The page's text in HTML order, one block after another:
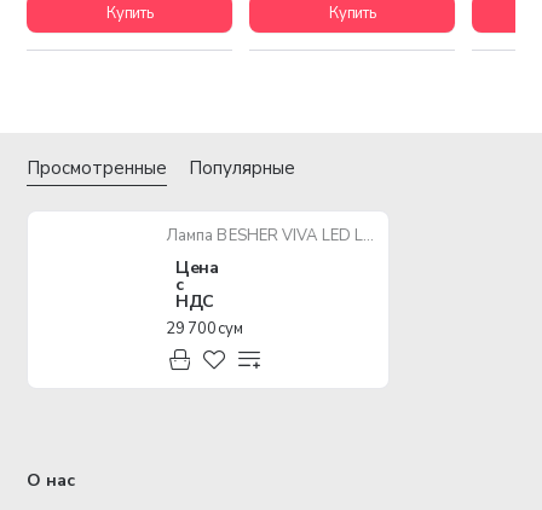
Купить Купить
Просмотренные Популярные
Лампа BESHER VIVA LED LAMP 15W E27 6500K 175-240V
Цена
с
НДС
29 700 сум
О нас